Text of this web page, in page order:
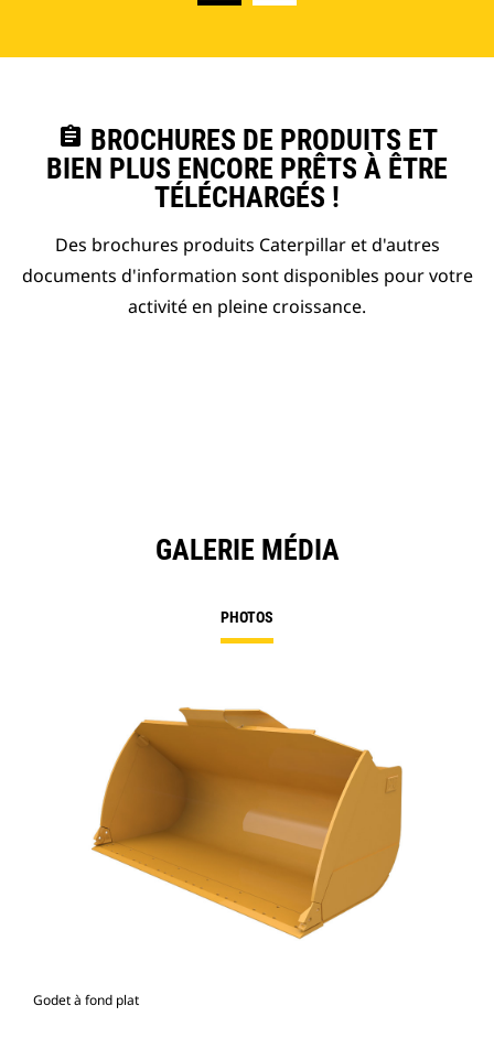
assignment BROCHURES DE PRODUITS ET
BIEN PLUS ENCORE PRÊTS À ÊTRE
TÉLÉCHARGÉS !
Des brochures produits Caterpillar et d'autres
documents d'information sont disponibles pour votre
activité en pleine croissance.
GALERIE MÉDIA
PHOTOS
Godet à fond plat